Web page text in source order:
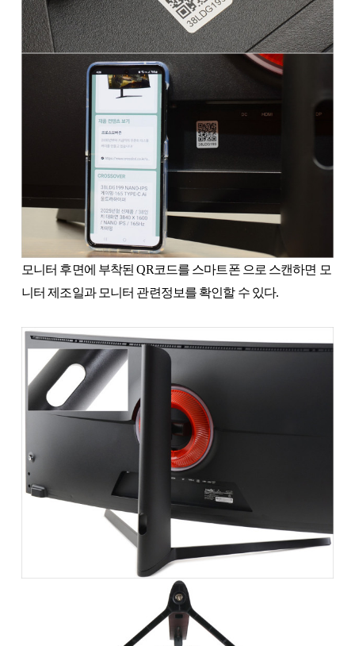
모니터 후면에 부착된 QR코드를 스마트폰 으로 스캔하면 모
니터 제조일과 모니터 관련정보를 확인할 수 있다.